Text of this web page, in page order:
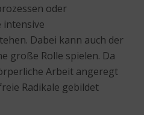
oder
intensive
Dabei kann auch der
große Rolle spielen. Da
Arbeit angeregt
Radikale gebildet